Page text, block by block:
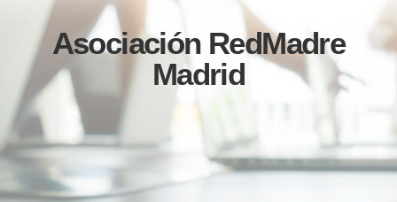
Asociación RedMadre
Madrid